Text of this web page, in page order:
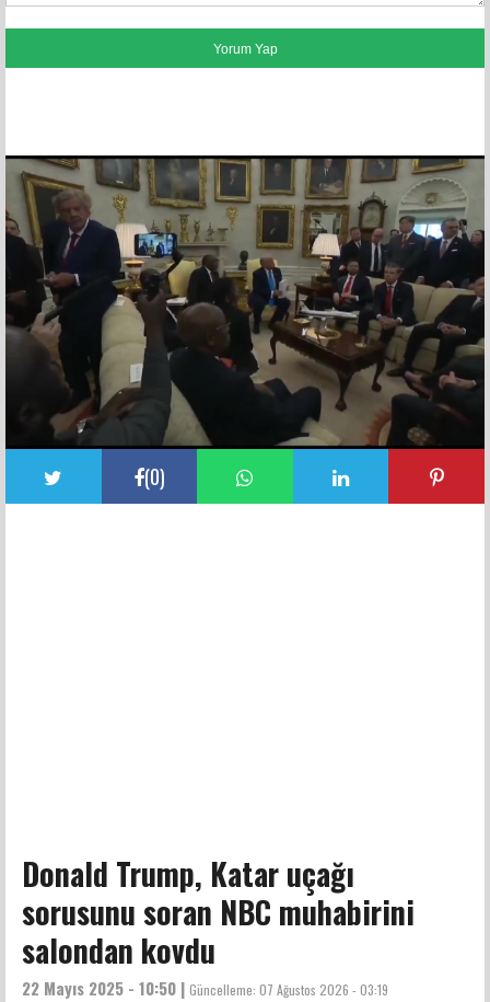
(0)
Donald Trump, Katar uçağı
sorusunu soran NBC muhabirini
salondan kovdu
22 Mayıs 2025 - 10:50 | Güncelleme: 07 Ağustos 2026 - 03:19